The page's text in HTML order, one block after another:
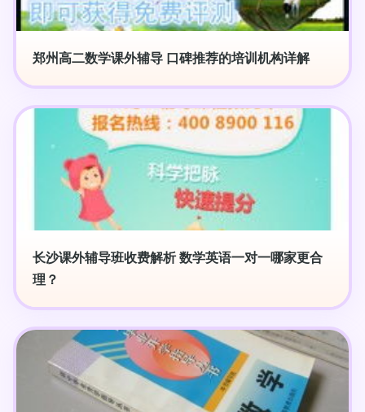
郑州高二数学课外辅导 口碑推荐的培训机构详解
长沙课外辅导班收费解析 数学英语一对一哪家更合
理？